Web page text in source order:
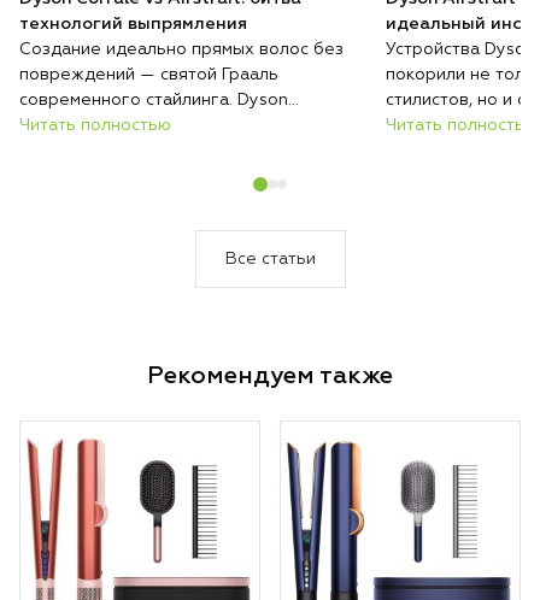
технологий выпрямления
Создание идеально прямых волос без
повреждений — святой Грааль
современного стайлинга. Dyson
предлагает два принципиально разных
утюжок Corrale с революционными
воздуха. Разбираемся, какая технология
Читать полностью
идеальный
Устройства
покорили не
стилистов, но и
красивых
Читать полностью
Все статьи
Рекомендуем также